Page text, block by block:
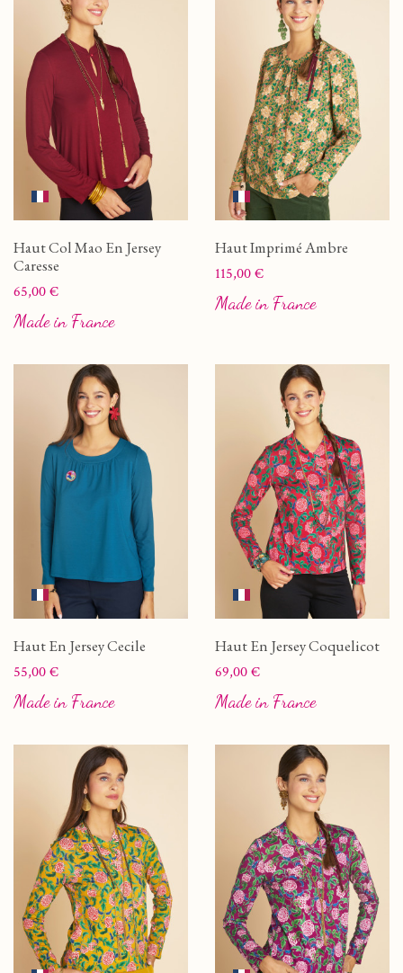
Haut Col Mao En Jersey
Caresse
Prix
65,00 €
Made in France
Haut Imprimé Ambre
Prix
115,00 €
Made in France
Haut En Jersey Cecile
Prix
55,00 €
Made in France
Haut En Jersey Coquelicot
Prix
69,00 €
Made in France